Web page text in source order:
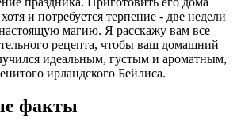
и потребуется терпение - две недели
магию. Я расскажу вам все
рецепта, чтобы ваш домашний
идеальным, густым и ароматным,
ирландского Бейлиса.
факты